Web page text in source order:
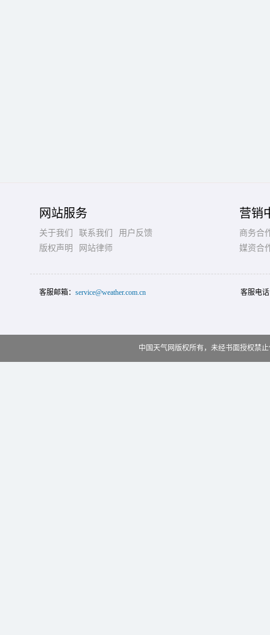
网站服务
关于我们 联系我们
用户反馈
版权声明
网站律师
营销
商务合
媒资合
客服邮箱： service@weather.com.cn 客服电
中国天气网版权所有，未经书面授权